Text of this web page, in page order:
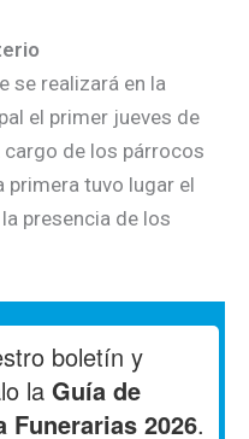
se realizará en la
el primer jueves de
de los párrocos
primera tuvo lugar el
presencia de los